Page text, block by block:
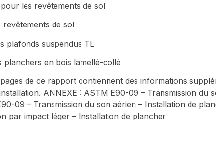
les revêtements de sol
revêtements de sol
plafonds suspendus TL
planchers en bois lamellé-collé
de ce rapport contiennent des informations
ANNEXE : ASTM E90-09 – Transmission du
09 – Transmission du son aérien – Installation de
par impact léger – Installation de plancher